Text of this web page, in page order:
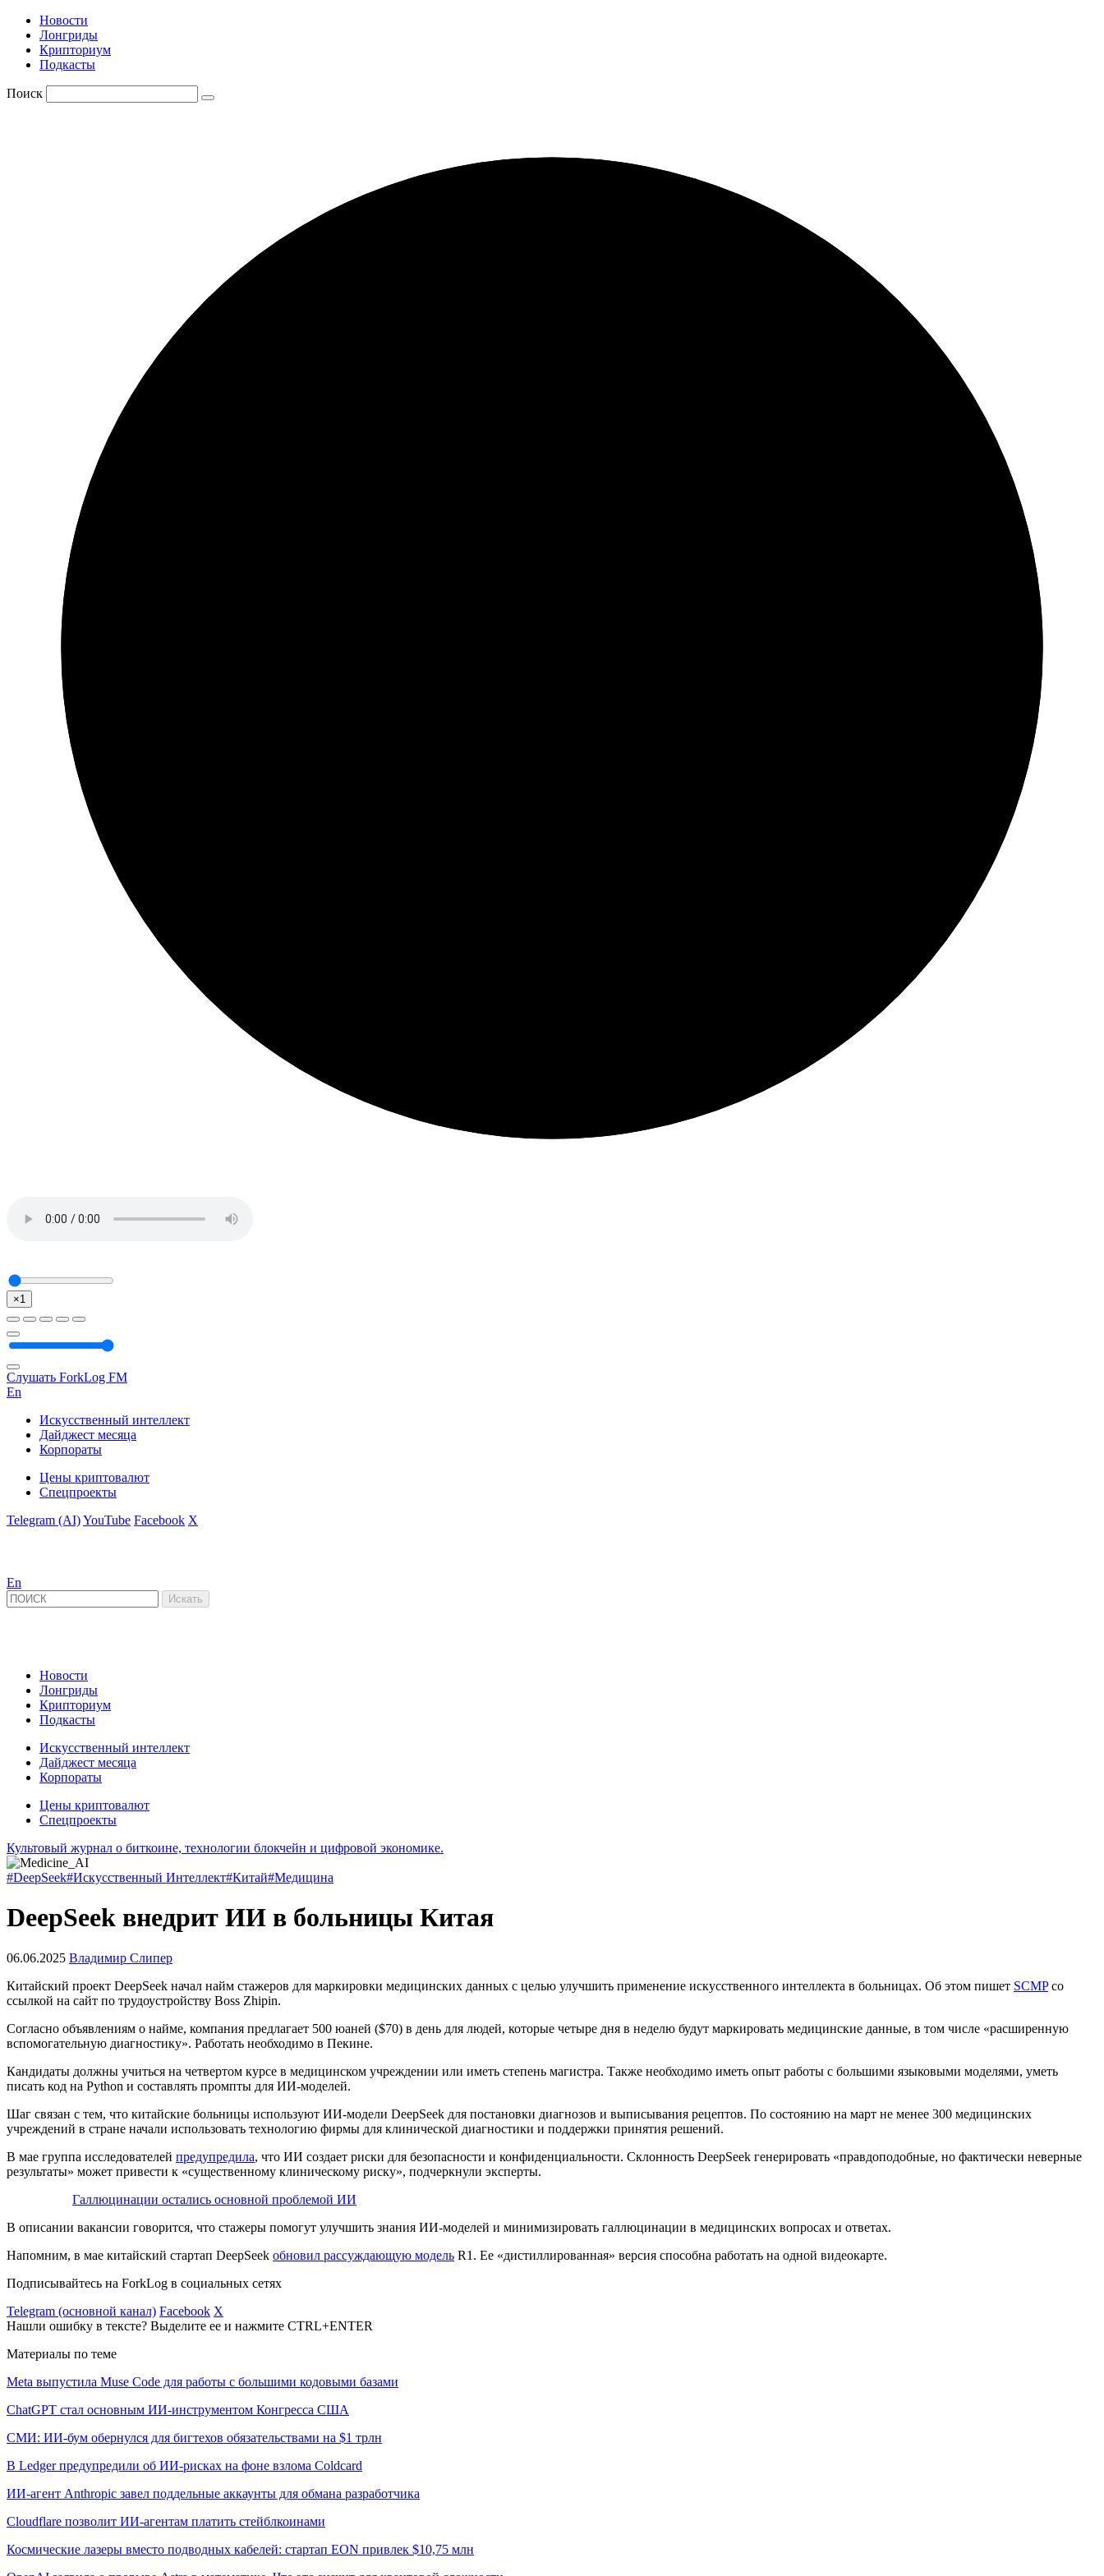
Новости
Лонгриды
Крипториум
Подкасты
Поиск
×1
Слушать ForkLog FM
En
Искусственный интеллект
Дайджест месяца
Корпораты
Цены криптовалют
Спецпроекты
Telegram (AI)YouTube Facebook X
En
Новости
Лонгриды
Крипториум
Подкасты
Искусственный интеллект
Дайджест месяца
Корпораты
Цены криптовалют
Спецпроекты
Культовый журнал о биткоине, технологии блокчейн и цифровой экономике.
#DeepSeek#Искусственный Интеллект#Китай#Медицина
DeepSeek внедрит ИИ в больницы Китая
06.06.2025 Владимир Слипер
Китайский проект DeepSeek начал найм стажеров для маркировки медицинских данных с целью улучшить применение искусственного интеллекта в больницах. Об этом пишет SCMPсо
ссылкой на сайт по трудоустройству Boss Zhipin.
Согласно объявлениям о найме, компания предлагает 500 юаней ($70) в день для людей, которые четыре дня в неделю будут маркировать медицинские данные, в том числе «расширенную
вспомогательную диагностику». Работать необходимо в Пекине.
Кандидаты должны учиться на четвертом курсе в медицинском учреждении или иметь степень магистра. Также необходимо иметь опыт работы с большими языковыми моделями, уметь
писать код на Python и составлять промпты для ИИ-моделей.
Шаг связан с тем, что китайские больницы используют ИИ-модели DeepSeek для постановки диагнозов и выписывания рецептов. По состоянию на март не менее 300 медицинских
учреждений в стране начали использовать технологию фирмы для клинической диагностики и поддержки принятия решений.
В мае группа исследователей предупредила, что ИИ создает риски для безопасности и конфиденциальности. Склонность DeepSeek генерировать «правдоподобные, но фактически неверные
результаты» может привести к «существенному клиническому риску», подчеркнули эксперты.
Галлюцинации остались основной проблемой ИИ
В описании вакансии говорится, что стажеры помогут улучшить знания ИИ-моделей и минимизировать галлюцинации в медицинских вопросах и ответах.
Напомним, в мае китайский стартап DeepSeek обновил рассуждающую модель R1. Ее «дистиллированная» версия способна работать на одной видеокарте.
Подписывайтесь на ForkLog в социальных сетях
Telegram (основной канал) Facebook X
Нашли ошибку в тексте? Выделите ее и нажмите CTRL+ENTER
Материалы по теме
Meta выпустила Muse Code для работы с большими кодовыми базами
ChatGPT стал основным ИИ-инструментом Конгресса США
СМИ: ИИ-бум обернулся для бигтехов обязательствами на $1 трлн
В Ledger предупредили об ИИ-рисках на фоне взлома Coldcard
ИИ-агент Anthropic завел поддельные аккаунты для обмана разработчика
Cloudflare позволит ИИ-агентам платить стейблкоинами
Космические лазеры вместо подводных кабелей: стартап EON привлек $10,75 млн